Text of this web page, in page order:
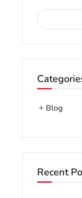
Blog
Recent